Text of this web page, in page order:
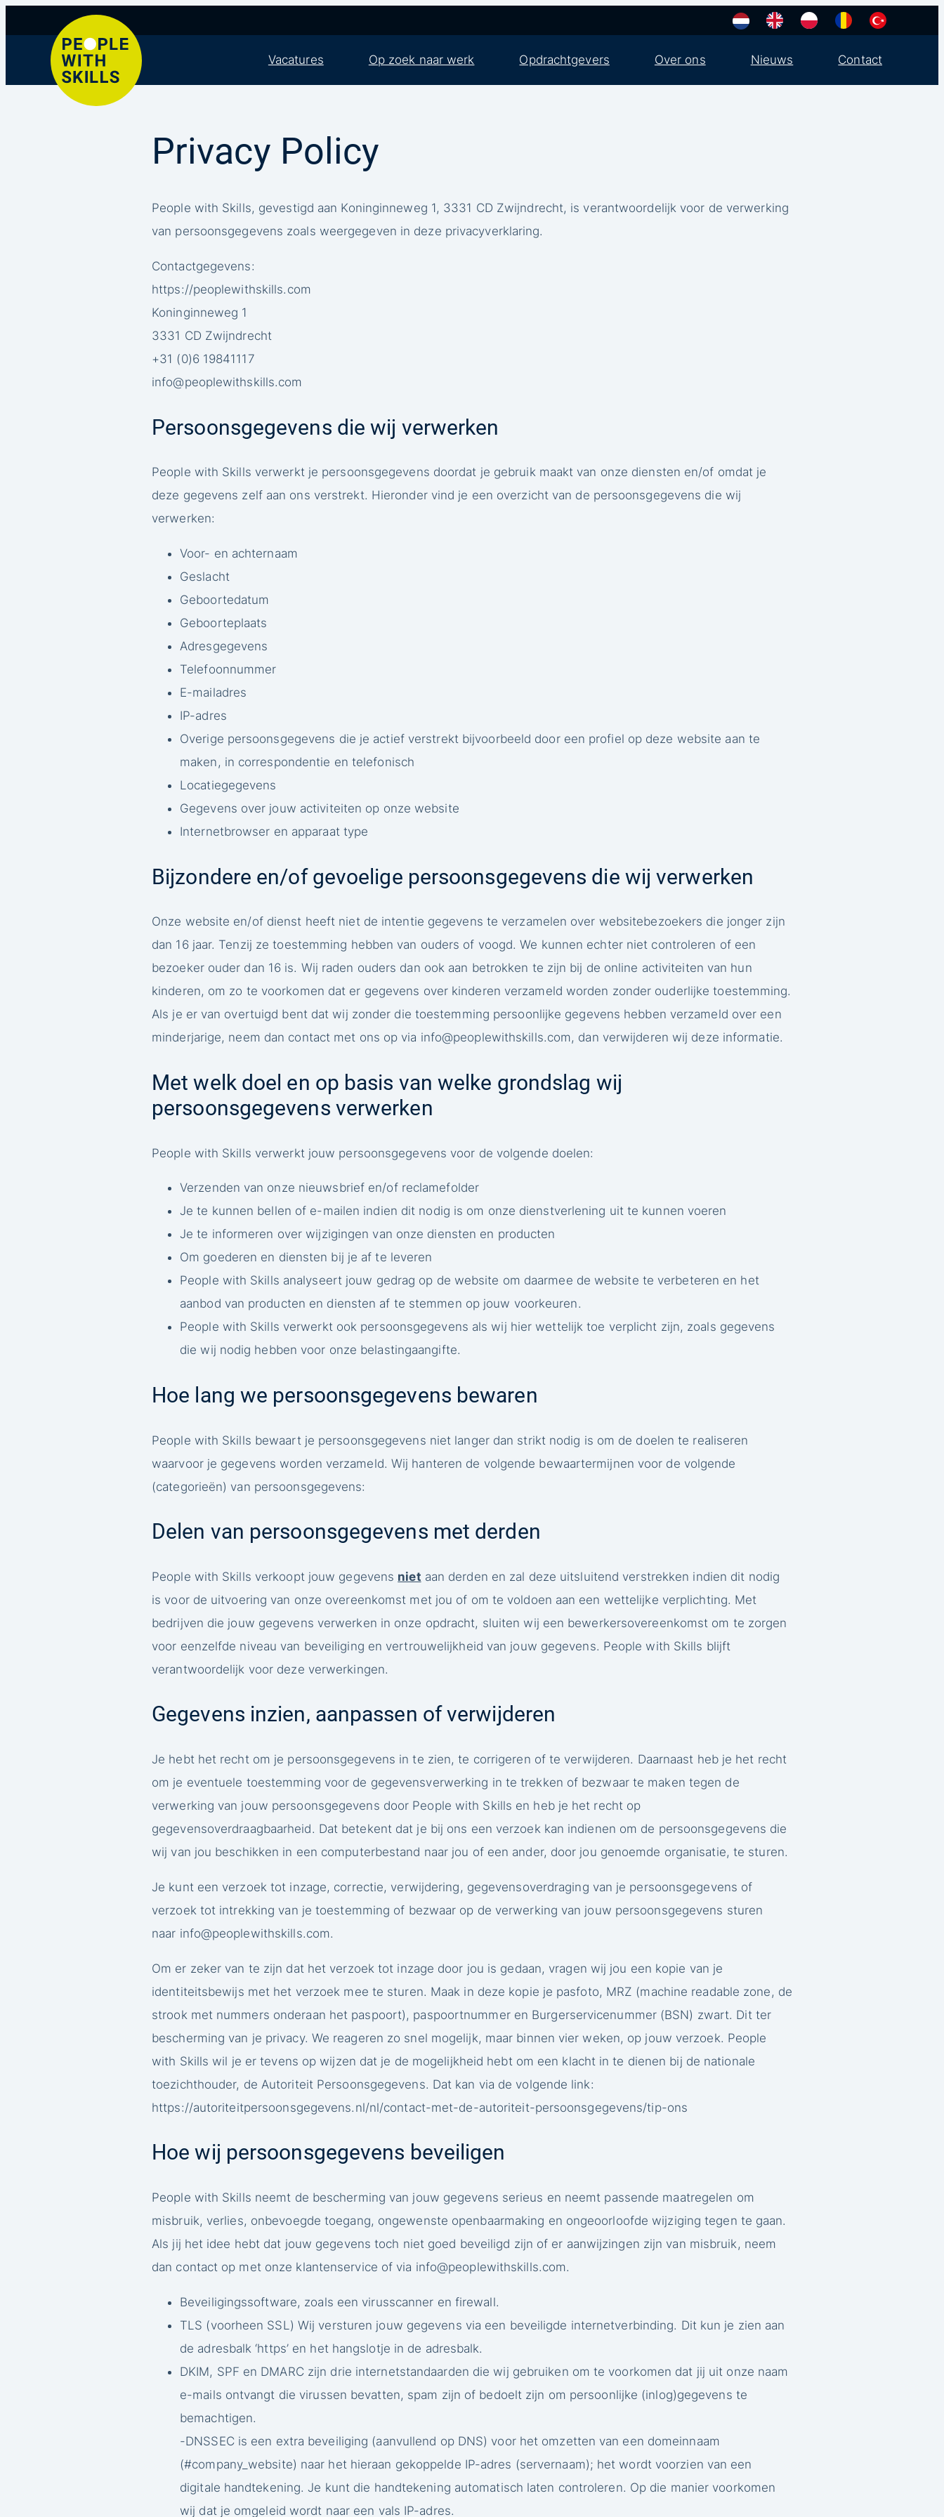
naar
inhoud
Vacatures Op zoek naar werk Opdrachtgevers Over ons Nieuws Contact
Privacy Policy
People with Skills, gevestigd aan Koninginneweg 1, 3331 CD Zwijndrecht, is verantwoordelijk voor de verwerking
van persoonsgegevens zoals weergegeven in deze privacyverklaring.
Contactgegevens:
https://peoplewithskills.com
Koninginneweg 1
3331 CD Zwijndrecht
+31 (0)6 19841117
info@peoplewithskills.com
Persoonsgegevens die wij verwerken
People with Skills verwerkt je persoonsgegevens doordat je gebruik maakt van onze diensten en/of omdat je
deze gegevens zelf aan ons verstrekt. Hieronder vind je een overzicht van de persoonsgegevens die wij
verwerken:
Voor- en achternaam
Geslacht
Geboortedatum
Geboorteplaats
Adresgegevens
Telefoonnummer
E-mailadres
IP-adres
Overige persoonsgegevens die je actief verstrekt bijvoorbeeld door een profiel op deze website aan te
maken, in correspondentie en telefonisch
Locatiegegevens
Gegevens over jouw activiteiten op onze website
Internetbrowser en apparaat type
Bijzondere en/of gevoelige persoonsgegevens die wij verwerken
Onze website en/of dienst heeft niet de intentie gegevens te verzamelen over websitebezoekers die jonger zijn
dan 16 jaar. Tenzij ze toestemming hebben van ouders of voogd. We kunnen echter niet controleren of een
bezoeker ouder dan 16 is. Wij raden ouders dan ook aan betrokken te zijn bij de online activiteiten van hun
kinderen, om zo te voorkomen dat er gegevens over kinderen verzameld worden zonder ouderlijke toestemming.
Als je er van overtuigd bent dat wij zonder die toestemming persoonlijke gegevens hebben verzameld over een
minderjarige, neem dan contact met ons op via info@peoplewithskills.com, dan verwijderen wij deze informatie.
Met welk doel en op basis van welke grondslag wij
persoonsgegevens verwerken
People with Skills verwerkt jouw persoonsgegevens voor de volgende doelen:
Verzenden van onze nieuwsbrief en/of reclamefolder
Je te kunnen bellen of e-mailen indien dit nodig is om onze dienstverlening uit te kunnen voeren
Je te informeren over wijzigingen van onze diensten en producten
Om goederen en diensten bij je af te leveren
People with Skills analyseert jouw gedrag op de website om daarmee de website te verbeteren en het
aanbod van producten en diensten af te stemmen op jouw voorkeuren.
People with Skills verwerkt ook persoonsgegevens als wij hier wettelijk toe verplicht zijn, zoals gegevens
die wij nodig hebben voor onze belastingaangifte.
Hoe lang we persoonsgegevens bewaren
People with Skills bewaart je persoonsgegevens niet langer dan strikt nodig is om de doelen te realiseren
waarvoor je gegevens worden verzameld. Wij hanteren de volgende bewaartermijnen voor de volgende
(categorieën) van persoonsgegevens:
Delen van persoonsgegevens met derden
People with Skills verkoopt jouw gegevens niet aan derden en zal deze uitsluitend verstrekken indien dit nodig
is voor de uitvoering van onze overeenkomst met jou of om te voldoen aan een wettelijke verplichting. Met
bedrijven die jouw gegevens verwerken in onze opdracht, sluiten wij een bewerkersovereenkomst om te zorgen
voor eenzelfde niveau van beveiliging en vertrouwelijkheid van jouw gegevens. People with Skills blijft
verantwoordelijk voor deze verwerkingen.
Gegevens inzien, aanpassen of verwijderen
Je hebt het recht om je persoonsgegevens in te zien, te corrigeren of te verwijderen. Daarnaast heb je het recht
om je eventuele toestemming voor de gegevensverwerking in te trekken of bezwaar te maken tegen de
verwerking van jouw persoonsgegevens door People with Skills en heb je het recht op
gegevensoverdraagbaarheid. Dat betekent dat je bij ons een verzoek kan indienen om de persoonsgegevens die
wij van jou beschikken in een computerbestand naar jou of een ander, door jou genoemde organisatie, te sturen.
Je kunt een verzoek tot inzage, correctie, verwijdering, gegevensoverdraging van je persoonsgegevens of
verzoek tot intrekking van je toestemming of bezwaar op de verwerking van jouw persoonsgegevens sturen
naar info@peoplewithskills.com.
Om er zeker van te zijn dat het verzoek tot inzage door jou is gedaan, vragen wij jou een kopie van je
identiteitsbewijs met het verzoek mee te sturen. Maak in deze kopie je pasfoto, MRZ (machine readable zone, de
strook met nummers onderaan het paspoort), paspoortnummer en Burgerservicenummer (BSN) zwart. Dit ter
bescherming van je privacy. We reageren zo snel mogelijk, maar binnen vier weken, op jouw verzoek. People
with Skills wil je er tevens op wijzen dat je de mogelijkheid hebt om een klacht in te dienen bij de nationale
toezichthouder, de Autoriteit Persoonsgegevens. Dat kan via de volgende link:
https://autoriteitpersoonsgegevens.nl/nl/contact-met-de-autoriteit-persoonsgegevens/tip-ons
Hoe wij persoonsgegevens beveiligen
People with Skills neemt de bescherming van jouw gegevens serieus en neemt passende maatregelen om
misbruik, verlies, onbevoegde toegang, ongewenste openbaarmaking en ongeoorloofde wijziging tegen te gaan.
Als jij het idee hebt dat jouw gegevens toch niet goed beveiligd zijn of er aanwijzingen zijn van misbruik, neem
dan contact op met onze klantenservice of via info@peoplewithskills.com.
Beveiligingssoftware, zoals een virusscanner en firewall.
TLS (voorheen SSL) Wij versturen jouw gegevens via een beveiligde internetverbinding. Dit kun je zien aan
de adresbalk ‘https’ en het hangslotje in de adresbalk.
DKIM, SPF en DMARC zijn drie internetstandaarden die wij gebruiken om te voorkomen dat jij uit onze naam
e-mails ontvangt die virussen bevatten, spam zijn of bedoelt zijn om persoonlijke (inlog)gegevens te
bemachtigen.
-DNSSEC is een extra beveiliging (aanvullend op DNS) voor het omzetten van een domeinnaam
(#company_website) naar het hieraan gekoppelde IP-adres (servernaam); het wordt voorzien van een
digitale handtekening. Je kunt die handtekening automatisch laten controleren. Op die manier voorkomen
wij dat je omgeleid wordt naar een vals IP-adres.